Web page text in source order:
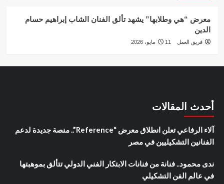
معرض “هي وطلابها” يشهد تألق الفنان الشاب إبراهيم حسام
الدين
فريق العمل 11 مايو، 2026
أحدث المقالات
آلاء الرفاعي تعلن انطلاق معرض “Reference”.. منصة جديدة لدعم
الفنانين التشكيليين في مصر
ندى محمود.. فنانة من فنانات الابتكار الفني الدولي تتألق بموهبتها
في عالم الفن التشكيلي